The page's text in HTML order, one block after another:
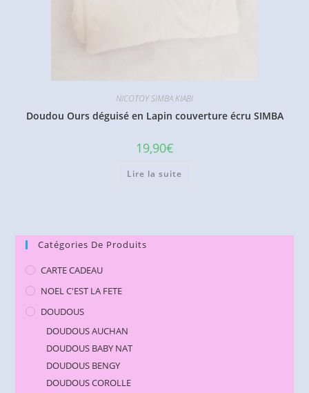
NICOTOY SIMBA KIABI
Doudou Ours déguisé en Lapin couverture écru SIMBA
19,90€
Lire la suite
Catégories De Produits
CARTE CADEAU
NOEL C'EST LA FETE
DOUDOUS
DOUDOUS AUCHAN
DOUDOUS BABY NAT
DOUDOUS BENGY
DOUDOUS COROLLE